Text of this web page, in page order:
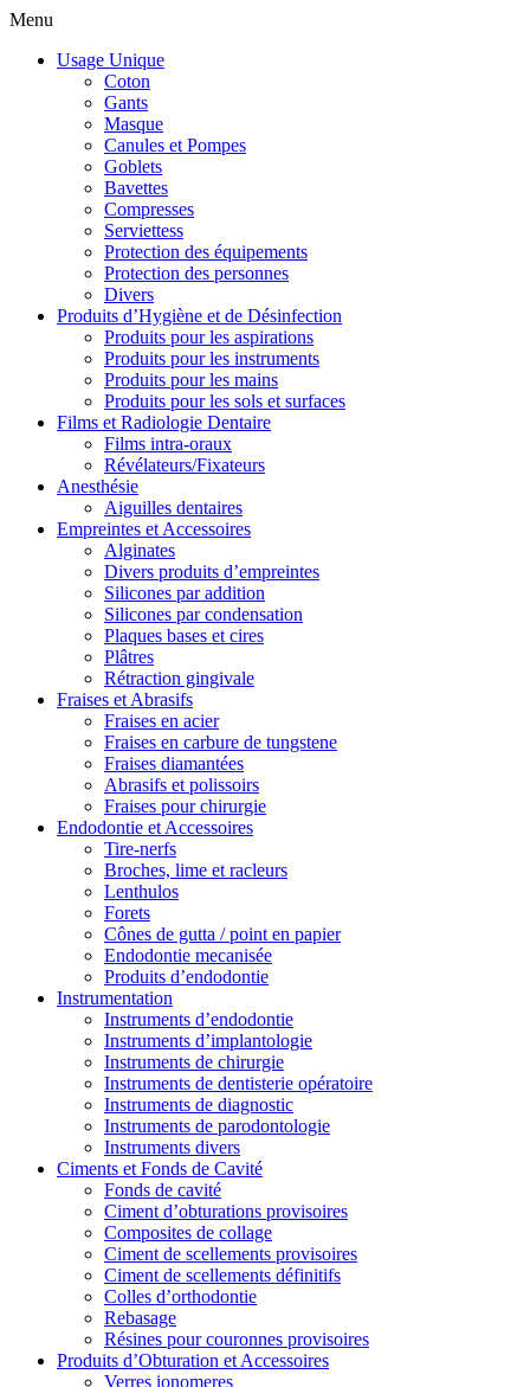
Menu
Usage Unique
Coton
Gants
Masque
Canules et Pompes
Goblets
Bavettes
Compresses
Serviettess
Protection des équipements
Protection des personnes
Divers
Produits d’Hygiène et de Désinfection
Produits pour les aspirations
Produits pour les instruments
Produits pour les mains
Produits pour les sols et surfaces
Films et Radiologie Dentaire
Films intra-oraux
Révélateurs/Fixateurs
Anesthésie
Aiguilles dentaires
Empreintes et Accessoires
Alginates
Divers produits d’empreintes
Silicones par addition
Silicones par condensation
Plaques bases et cires
Plâtres
Rétraction gingivale
Fraises et Abrasifs
Fraises en acier
Fraises en carbure de tungstene
Fraises diamantées
Abrasifs et polissoirs
Fraises pour chirurgie
Endodontie et Accessoires
Tire-nerfs
Broches, lime et racleurs
Lenthulos
Forets
Cônes de gutta / point en papier
Endodontie mecanisée
Produits d’endodontie
Instrumentation
Instruments d’endodontie
Instruments d’implantologie
Instruments de chirurgie
Instruments de dentisterie opératoire
Instruments de diagnostic
Instruments de parodontologie
Instruments divers
Ciments et Fonds de Cavité
Fonds de cavité
Ciment d’obturations provisoires
Composites de collage
Ciment de scellements provisoires
Ciment de scellements définitifs
Colles d’orthodontie
Rebasage
Résines pour couronnes provisoires
Produits d’Obturation et Accessoires
Verres ionomeres